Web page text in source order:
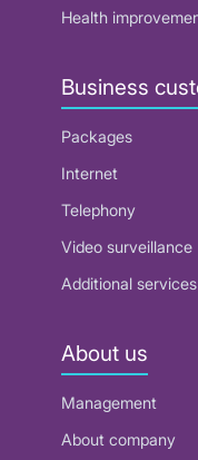
Health
Business
Packages
Internet
Telephony
Video surveillance
Additional services
About us
Management
About company